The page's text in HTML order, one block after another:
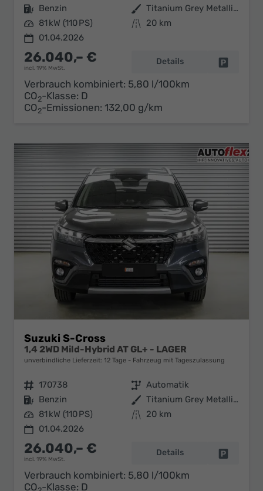
Kraftstoff Benzin Außenfarbe
Titanium Grey Metallic (ZZZ)
Leistung 81 kW (110 PS) Kilometerstand
20 km
01.04.2026
26.040,– €
incl. 19% MwSt.
Details
Verbrauch kombiniert: 5,80 l/100km
CO2-Klasse: D
CO2-Emissionen: 132,00 g/km
Suzuki S-Cross
1,4 2WD Mild-Hybrid AT GL+ - LAGER
unverbindliche Lieferzeit: 12 Tage Fahrzeug mit Tageszulassung
Fahrzeugnr. 170738 Getriebe Automatik
Kraftstoff Benzin Außenfarbe
Titanium Grey Metallic (ZZZ)
Leistung 81 kW (110 PS) Kilometerstand
20 km
01.04.2026
26.040,– €
incl. 19% MwSt.
Details
Verbrauch kombiniert: 5,80 l/100km
CO -Klasse: D